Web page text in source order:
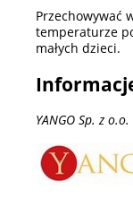
Przechowywać
temperaturze
małych dzieci.
YANGO Sp. z